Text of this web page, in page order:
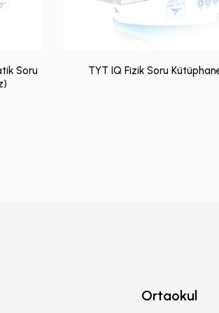
Soru
TYT IQ Fizik Soru
Ortaokul